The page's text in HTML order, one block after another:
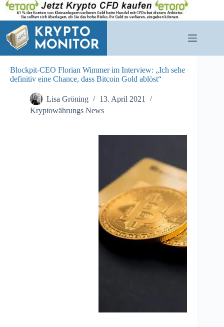
Zum
Inhalt
springen
Blockpit-CEO Florian Wimmer im Interview: „Ich sehe
definitiv eine Chance, dass Bitcoin Gold ablöst“
Lisa Gröning
13. April 2021
Kryptowährungs News